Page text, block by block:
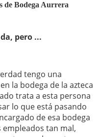
de Bodega Aurrera
pero ...
tengo una
la bodega de la azteca
trata a esta persona
lo que está pasando
de esa bodega
tan mal,